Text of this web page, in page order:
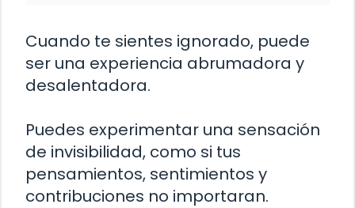
Cuando te sientes ignorado, puede
ser una experiencia abrumadora y
desalentadora.
Puedes experimentar una sensación
de invisibilidad, como si tus
pensamientos, sentimientos y
contribuciones no importaran.